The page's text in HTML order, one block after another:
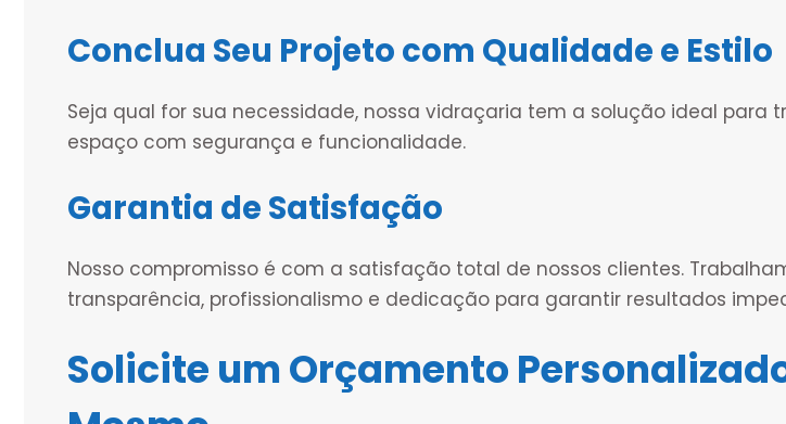
Conclua Seu Projeto com Qualidade e Estilo
Seja qual for sua necessidade, nossa vidraçaria tem a solução ideal para
espaço com segurança e funcionalidade.
Garantia de Satisfação
Nosso compromisso é com a satisfação total de nossos clientes.
transparência, profissionalismo e dedicação para garantir resultados
Solicite um Orçamento